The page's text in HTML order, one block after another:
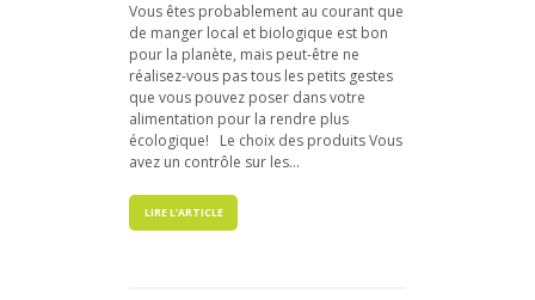
Vous êtes probablement au courant que
de manger local et biologique est bon
pour la planète, mais peut-être ne
réalisez-vous pas tous les petits gestes
que vous pouvez poser dans votre
alimentation pour la rendre plus
écologique! Le choix des produits Vous
avez un contrôle sur les...
LIRE L'ARTICLE